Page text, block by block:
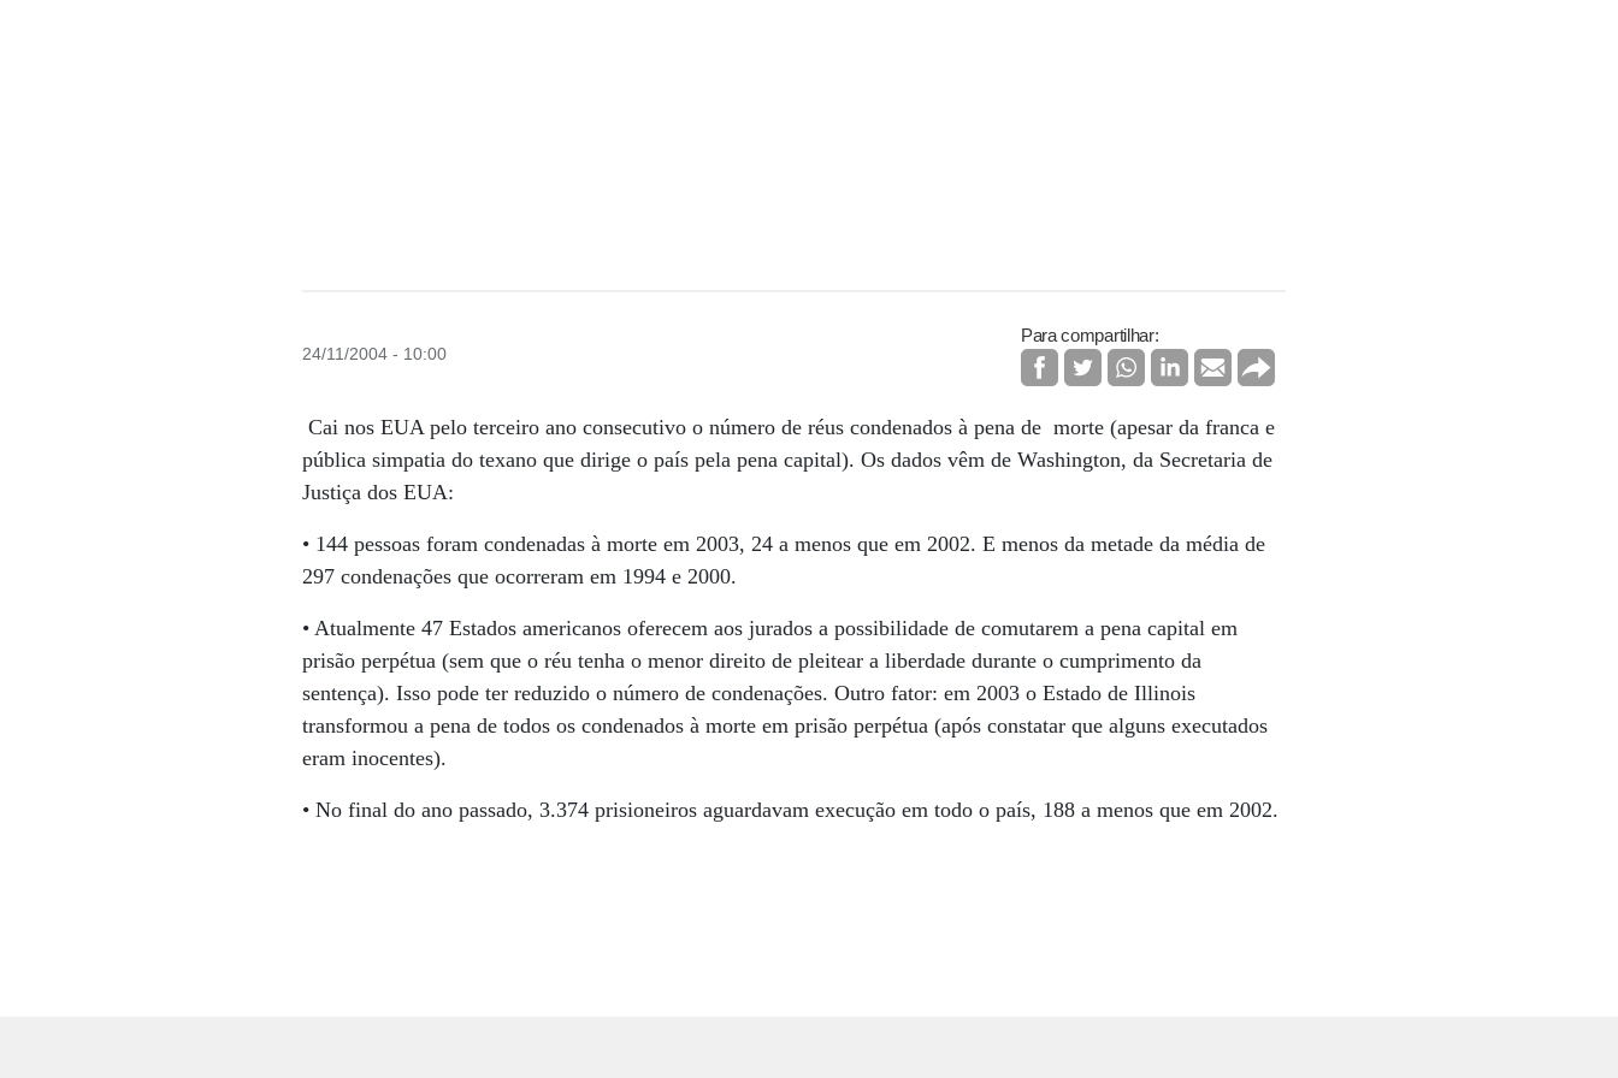
24/11/2004 - 10:00
Para compartilhar:
Cai nos EUA pelo terceiro ano consecutivo o número de réus condenados à pena de morte (apesar da franca e
pública simpatia do texano que dirige o país pela pena capital). Os dados vêm de Washington, da Secretaria de
Justiça dos EUA:
• 144 pessoas foram condenadas à morte em 2003, 24 a menos que em 2002. E menos da metade da média de
297 condenações que ocorreram em 1994 e 2000.
• Atualmente 47 Estados americanos oferecem aos jurados a possibilidade de comutarem a pena capital em
prisão perpétua (sem que o réu tenha o menor direito de pleitear a liberdade durante o cumprimento da
sentença). Isso pode ter reduzido o número de condenações. Outro fator: em 2003 o Estado de Illinois
transformou a pena de todos os condenados à morte em prisão perpétua (após constatar que alguns executados
eram inocentes).
• No final do ano passado, 3.374 prisioneiros aguardavam execução em todo o país, 188 a menos que em 2002.